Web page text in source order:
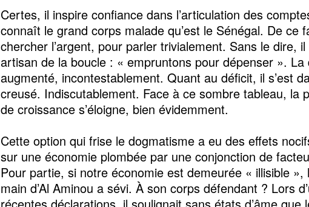
Certes, il inspire confiance dans l’articulation des
connaît le grand corps malade qu’est le Sénégal. De ce
chercher l’argent, pour parler trivialement. Sans le dire,
artisan de la boucle : « empruntons pour dépenser ». La
augmenté, incontestablement. Quant au déficit, il s’est
creusé. Indiscutablement. Face à ce sombre tableau, la
de croissance s’éloigne, bien évidemment.
Cette option qui frise le dogmatisme a eu des effets
sur une économie plombée par une conjonction de
Pour partie, si notre économie est demeurée « illisible »,
main d’Al Aminou a sévi. À son corps défendant ? Lors
récentes déclarations, il soulignait sans états d’âme que